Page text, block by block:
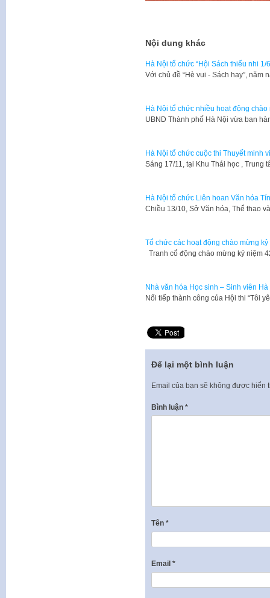
Nội dung khác
Hà Nội tổ chức “Hội Sách thiếu nhi 1/
Với chủ đề “Hè vui - Sách hay”, năm
Hà Nội tổ chức nhiều hoạt động
UBND Thành phố Hà Nội vừa ban
Hà Nội tổ chức cuộc thi Thuyết minh
​Sáng 17/11, tại Khu Thái học ,
Hà Nội tổ chức Liên hoan Văn hóa
​Chiều 13/10, Sở Văn hóa, Thể thao
Tổ chức các hoạt động chào mừng
Tranh cổ động chào mừng kỷ niệm
Nhà văn hóa Học sinh – Sinh viên
​Nối tiếp thành công của Hội thi “Tôi
Để lại một bình luận
Email của bạn sẽ không được hiển
Bình luận *
Tên *
Email *